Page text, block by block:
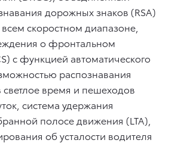
дорожных знаков (RSA)
скоростном диапазоне,
о фронтальном
с функцией автоматического
распознавания
светлое время и пешеходов
система удержания
полосе движения (LTA),
об усталости водителя